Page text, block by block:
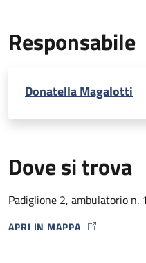
Stroke)
Responsabile
Donatella Magalotti
Dove si trova
Padiglione 2, ambulatorio n.
APRI IN MAPPA
MAP ICON